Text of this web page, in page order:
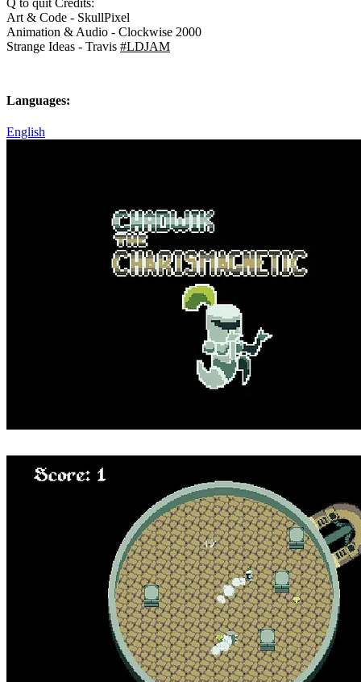
Art & Code - SkullPixel
Animation & Audio - Clockwise 2000
Strange Ideas - Travis #LDJAM
Languages:
English